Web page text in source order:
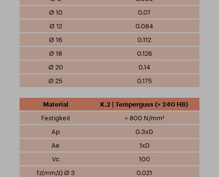
0.07
0.084
0.112
0.126
0.14
0.175
K.2 | Temperguss (> 240 HB)
> 800 N/mm²
0.3xD
1xD
100
0.021